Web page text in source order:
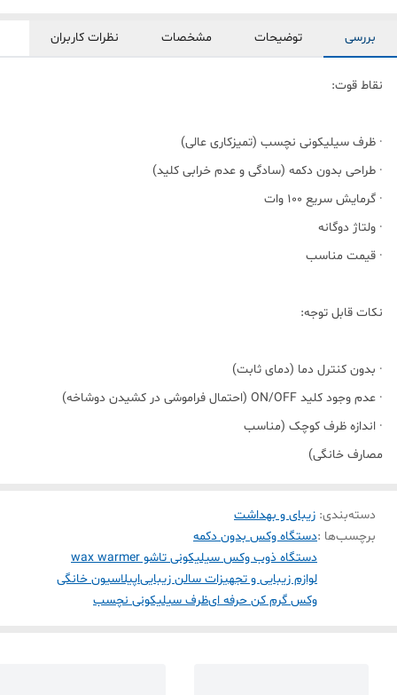
بررسی توضیحات مشخصات نظرات کاربران
نقاط قوت:
· ظرف سیلیکونی نچسب (تمیزکاری عالی)
· طراحی بدون دکمه (سادگی و عدم خرابی کلید)
· گرمایش سریع ۱۰۰ وات
· ولتاژ دوگانه
· قیمت مناسب
نکات قابل توجه:
· بدون کنترل دما (دمای ثابت)
· عدم وجود کلید ON/OFF (احتمال فراموشی در کشیدن دوشاخه)
· اندازه ظرف کوچک (مناسب
مصارف خانگی)
دسته‌بندی: زیبای و بهداشت
برچسب‌ها :دستگاه وکس بدون دکمه
دستگاه ذوب وکس سیلیکونی تاشو wax warmer
لوازم زیبایی و تجهیزات سالن زیباییاپیلاسیون خانگی
وکس گرم کن حرفه ایظرف سیلیکونی نچسب